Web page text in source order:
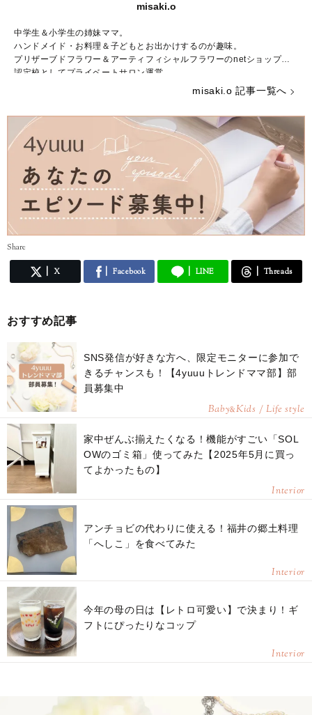
misaki.o
中学生＆小学生の姉妹ママ。
ハンドメイド・お料理＆子どもとお出かけするのが趣味。
プリザーブドフラワー＆アーティフィシャルフラワーのnetショップ＆
認定校としてプライベートサロン運営。
misaki.o 記事一覧へ
Share
X Facebook LINE Threads
おすすめ記事
SNS発信が好きな方へ、限定モニターに参加で
きるチャンスも！【4yuuuトレンドママ部】部
員募集中
Baby&Kids / Life style
家中ぜんぶ揃えたくなる！機能がすごい「SOL
OWのゴミ箱」使ってみた【2025年5月に買っ
てよかったもの】
Interior
アンチョビの代わりに使える！福井の郷土料理
「へしこ」を食べてみた
Interior
今年の母の日は【レトロ可愛い】で決まり！ギ
フトにぴったりなコップ
Interior